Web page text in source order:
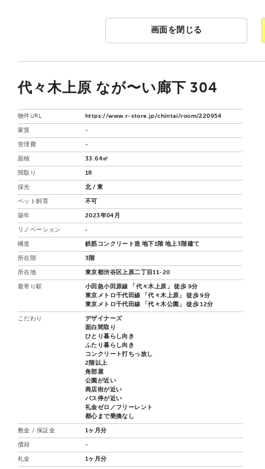
画面を閉じる
代々木上原 なが〜い廊下 304
物件URL https://www.r-store.jp/chintai/room/220954
家賃 -
管理費 -
面積 33.64㎡
間取り 1R
採光 北 / 東
ペット飼育 不可
築年 2023年04月
リノベーション ‐
構造 鉄筋コンクリート造 地下1階 地上3階建て
所在階 3階
所在地 東京都渋谷区上原二丁目11-20
最寄り駅
小田急小田原線 「代々木上原」 徒歩 9分
東京メトロ千代田線 「代々木上原」 徒歩 9分
東京メトロ千代田線 「代々木公園」 徒歩 12分
こだわり
デザイナーズ
面白間取り
ひとり暮らし向き
ふたり暮らし向き
コンクリート打ちっ放し
2階以上
角部屋
公園が近い
商店街が近い
バス停が近い
礼金ゼロ／フリーレント
都心まで乗換なし
敷金 / 保証金 1ヶ月分
償却 -
礼金 1ヶ月分